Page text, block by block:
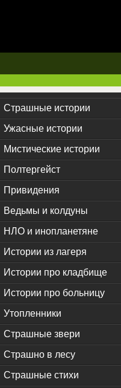
Страшные истории
Ужасные истории
Мистические истории
Полтергейст
Привидения
Ведьмы и колдуны
НЛО и инопланетяне
Истории из лагеря
Истории про кладбище
Истории про больницу
Утопленники
Страшные звери
Страшно в лесу
Страшные стихи